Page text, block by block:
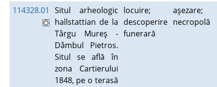
114328.01
Situl arheologic
hallstattian de la
Târgu Mureş -
Dâmbul Pietros.
Situl se află în
zona Cartierului
1848, pe o terasă
locuire;
descoperire
funerară
aşezare;
necropolă